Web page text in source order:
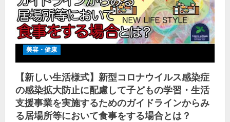
美容・健康
【新しい生活様式】新型コロナウイルス感染症
の感染拡大防止に配慮して子どもの学習・生活
支援事業を実施するためのガイドラインからみ
る居場所等において食事をする場合とは？